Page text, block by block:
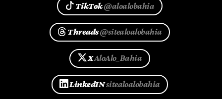
TikTok@aloalobahia
Threads@sitealoalobahia
XAloAlo_Bahia
LinkedINsitealoalobahia